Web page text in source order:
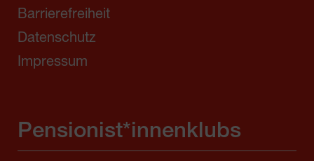
Barrierefreiheit
Datenschutz
Impressum
Pensionist*innenklubs